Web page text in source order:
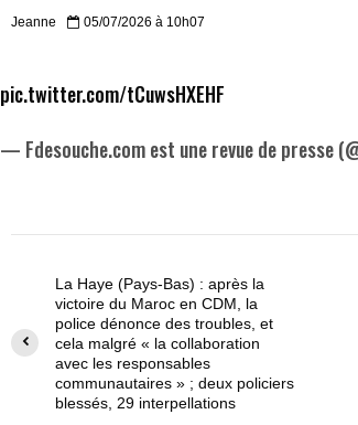
Jeanne 05/07/2026 à 10h07
pic.twitter.com/tCuwsHXEHF
— Fdesouche.com est une revue de presse
La Haye (Pays-Bas) : après la
victoire du Maroc en CDM, la
police dénonce des troubles, et
cela malgré « la collaboration
avec les responsables
communautaires » ; deux policiers
blessés, 29 interpellations